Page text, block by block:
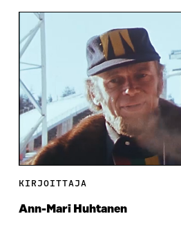
KIRJOITTAJA
Ann-Mari Huhtanen